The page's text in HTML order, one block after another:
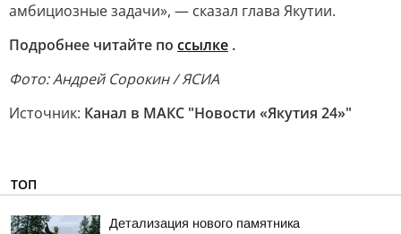
амбициозные задачи», — сказал глава Якутии.
Подробнее читайте по ссылке .
Фото: Андрей Сорокин / ЯСИА
Источник: Канал в МАКС "Новости «Якутия 24»"
ТОП
Детализация нового памятника